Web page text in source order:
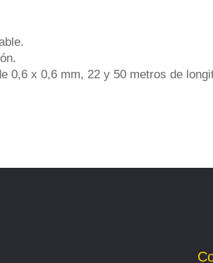
0,6 x 0,6 mm, 22 y 50 metros de